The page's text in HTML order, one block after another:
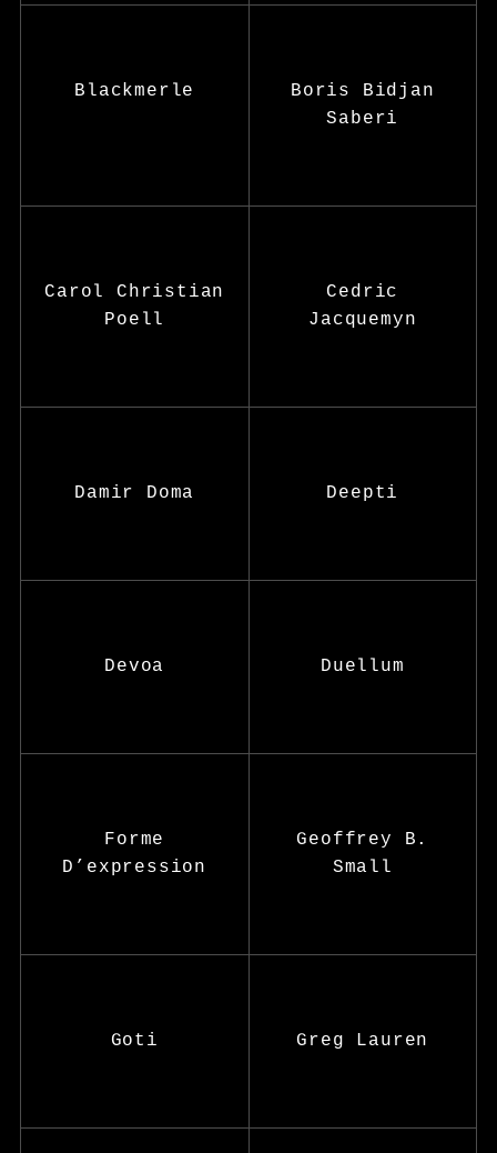
Blackmerle
Boris Bidjan
Saberi
Carol Christian
Poell
Cedric
Jacquemyn
Damir Doma Deepti
Devoa Duellum
Forme
D’expression
Geoffrey B.
Small
Goti Greg Lauren